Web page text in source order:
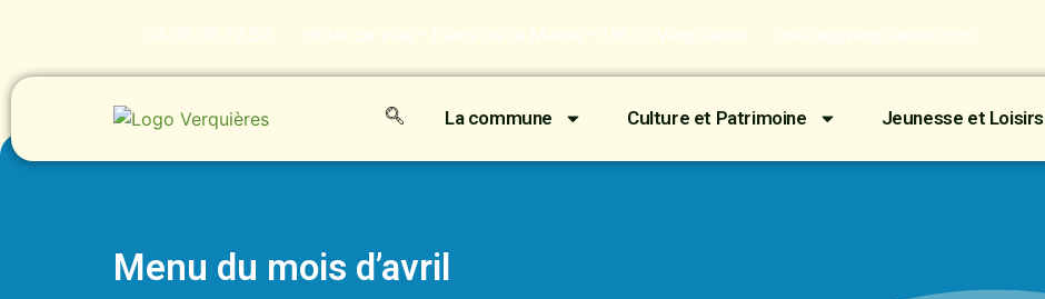
04.90.90.22.50 Hôtel de ville - Place de la Mairie - 13670 Verquières mairie@verquieres.com
La commune Culture et Patrimoine Jeunesse et Loisirs
Menu du mois d’avril